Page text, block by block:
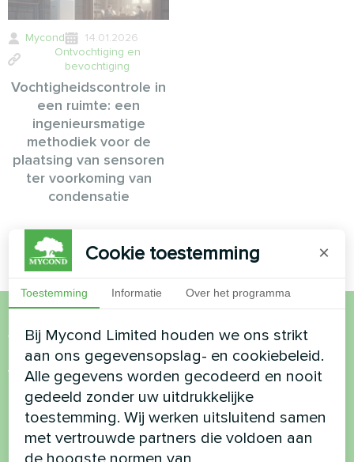
Mycond
14.01.2026
Ontvochtiging en
bevochtiging
Vochtigheidscontrole in
een ruimte: een
ingenieursmatige
methodiek voor de
plaatsing van sensoren
ter voorkoming van
condensatie
Wil je kopen of heb je
vragen?
Neem contact met ons op en we helpen je
Cookie toestemming ×
Toestemming Informatie Over het programma
Bij Mycond Limited houden we ons strikt
aan ons gegevensopslag- en cookiebeleid.
Alle gegevens worden gecodeerd en nooit
gedeeld zonder uw uitdrukkelijke
toestemming. Wij werken uitsluitend samen
met vertrouwde partners die voldoen aan